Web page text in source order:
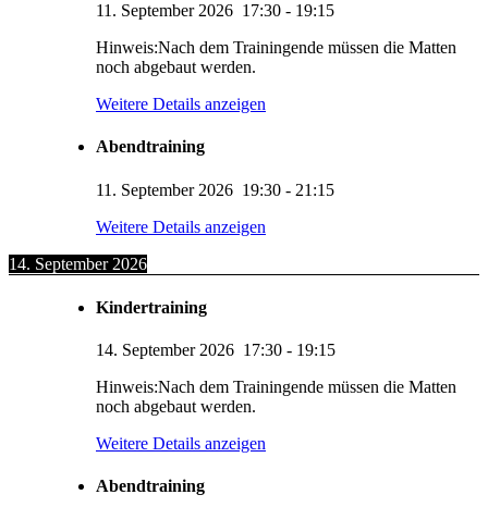
11. September 2026 17:30 - 19:15
Hinweis:Nach dem Trainingende müssen die Matten
noch abgebaut werden.
Weitere Details anzeigen
Abendtraining
11. September 2026 19:30 - 21:15
Weitere Details anzeigen
14. September 2026
Kindertraining
14. September 2026 17:30 - 19:15
Hinweis:Nach dem Trainingende müssen die Matten
noch abgebaut werden.
Weitere Details anzeigen
Abendtraining